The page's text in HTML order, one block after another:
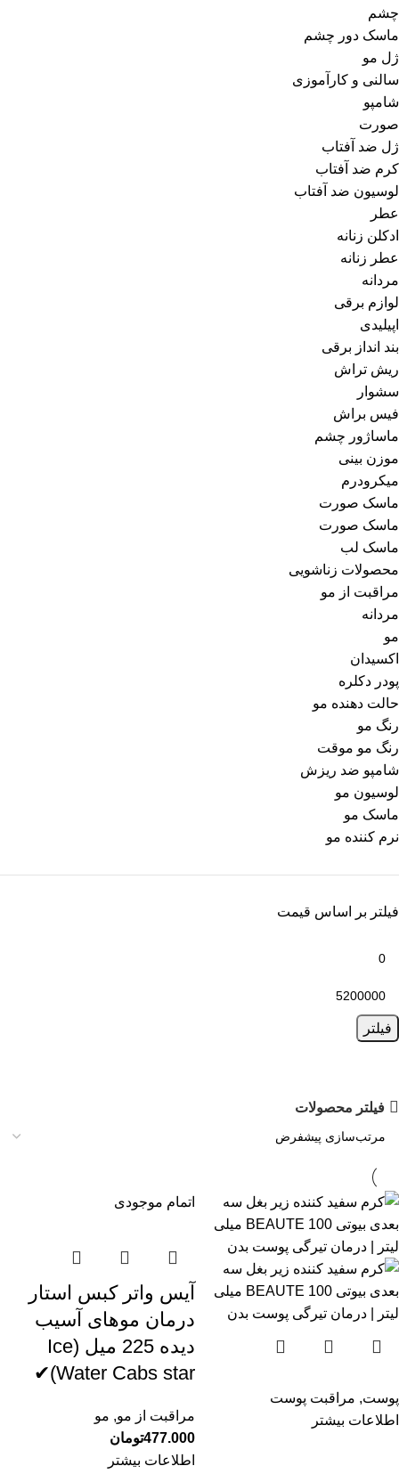
چشم
ماسک دور چشم
ژل مو
سالنی و کارآموزی
شامپو
صورت
ژل ضد آفتاب
کرم ضد آفتاب
لوسیون ضد آفتاب
عطر
ادکلن زنانه
عطر زنانه
مردانه
لوازم برقی
اپیلیدی
بند انداز برقی
ریش تراش
سشوار
فیس براش
ماساژور چشم
موزن بینی
میکرودرم
ماسک صورت
ماسک صورت
ماسک لب
محصولات زناشویی
مراقبت از مو
مردانه
مو
اکسیدان
پودر دکلره
حالت دهنده مو
رنگ مو
رنگ مو موقت
شامپو ضد ریزش
لوسیون مو
ماسک مو
نرم کننده مو
فیلتر بر اساس قیمت
فیلتر
فیلتر محصولات
پوست, مراقبت پوست
اطلاعات بیشتر
اتمام موجودی
آیس واتر کبس استار
درمان موهای آسیب
دیده 225 میل (Ice
Water Cabs star)✔
مراقبت از مو, مو
477.000تومان
اطلاعات بیشتر